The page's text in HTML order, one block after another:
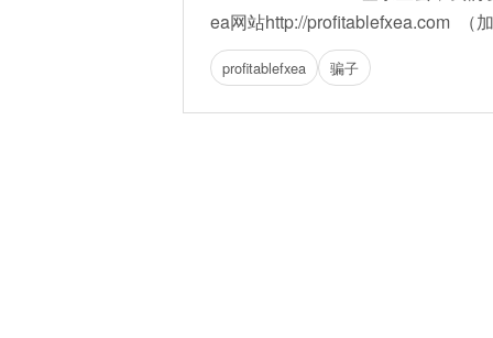
ea网站http://profitablefxea.com （
profitablefxea 骗子